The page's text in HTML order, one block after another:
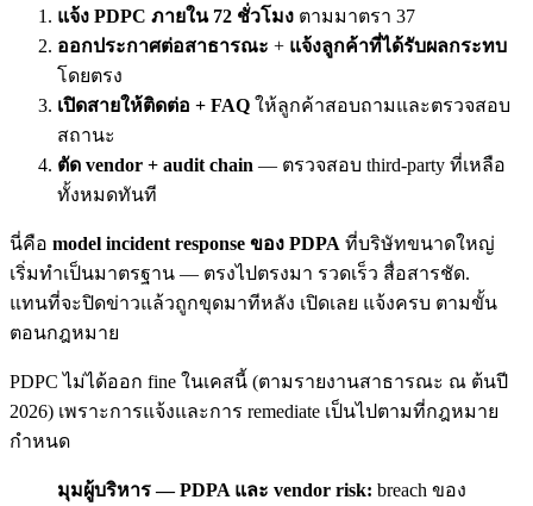
แจ้ง PDPC ภายใน 72 ชั่วโมง ตามมาตรา 37
ออกประกาศต่อสาธารณะ + แจ้งลูกค้าที่ได้รับผลกระทบ
โดยตรง
เปิดสายให้ติดต่อ + FAQ ให้ลูกค้าสอบถามและตรวจสอบ
สถานะ
ตัด vendor + audit chain — ตรวจสอบ third-party ที่เหลือ
ทั้งหมดทันที
นี่คือ model incident response ของ PDPA ที่บริษัทขนาดใหญ่
เริ่มทำเป็นมาตรฐาน — ตรงไปตรงมา รวดเร็ว สื่อสารชัด.
แทนที่จะปิดข่าวแล้วถูกขุดมาทีหลัง เปิดเลย แจ้งครบ ตามขั้น
ตอนกฎหมาย
PDPC ไม่ได้ออก fine ในเคสนี้ (ตามรายงานสาธารณะ ณ ต้นปี
2026) เพราะการแจ้งและการ remediate เป็นไปตามที่กฎหมาย
กำหนด
มุมผู้บริหาร — PDPA และ vendor risk: breach ของ